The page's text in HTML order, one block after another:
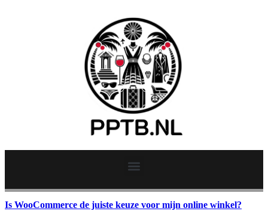
Is WooCommerce de juiste keuze voor mijn online winkel?